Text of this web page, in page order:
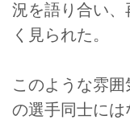
況を語り合い
く見られた。
このような雰
の選手同士に